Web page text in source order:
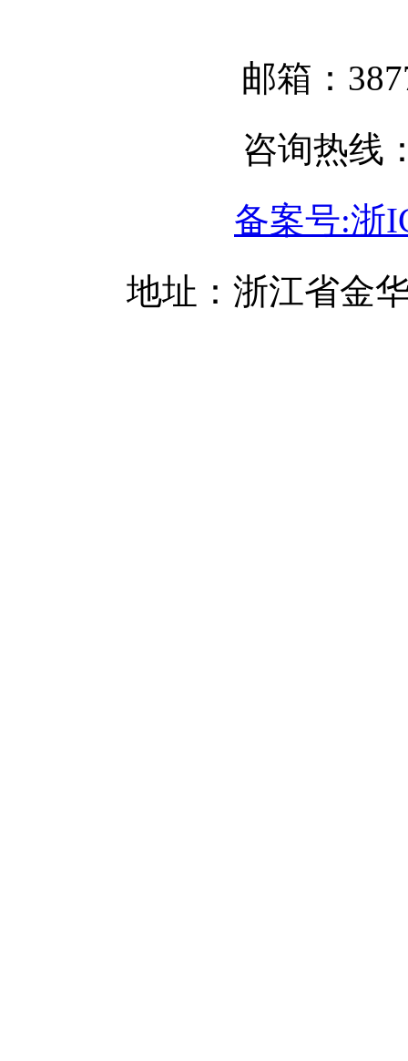
邮箱：
咨询热线
备案号:浙
地址：浙江省金